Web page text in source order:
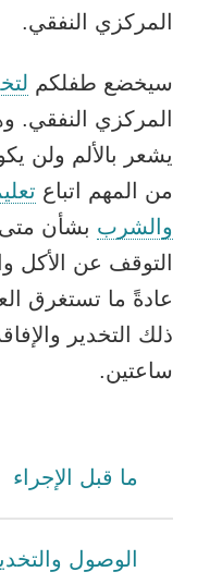
المركزي النفقي.
سيخضع طفلكم
المركزي النفقي.
يشعر بالألم ولن
من المهم اتباع
والشرب بشأن
التوقف عن الأكل
عادةً ما تستغرق
ذلك التخدير
ساعتين.
ما قبل الإجراء
الوصول